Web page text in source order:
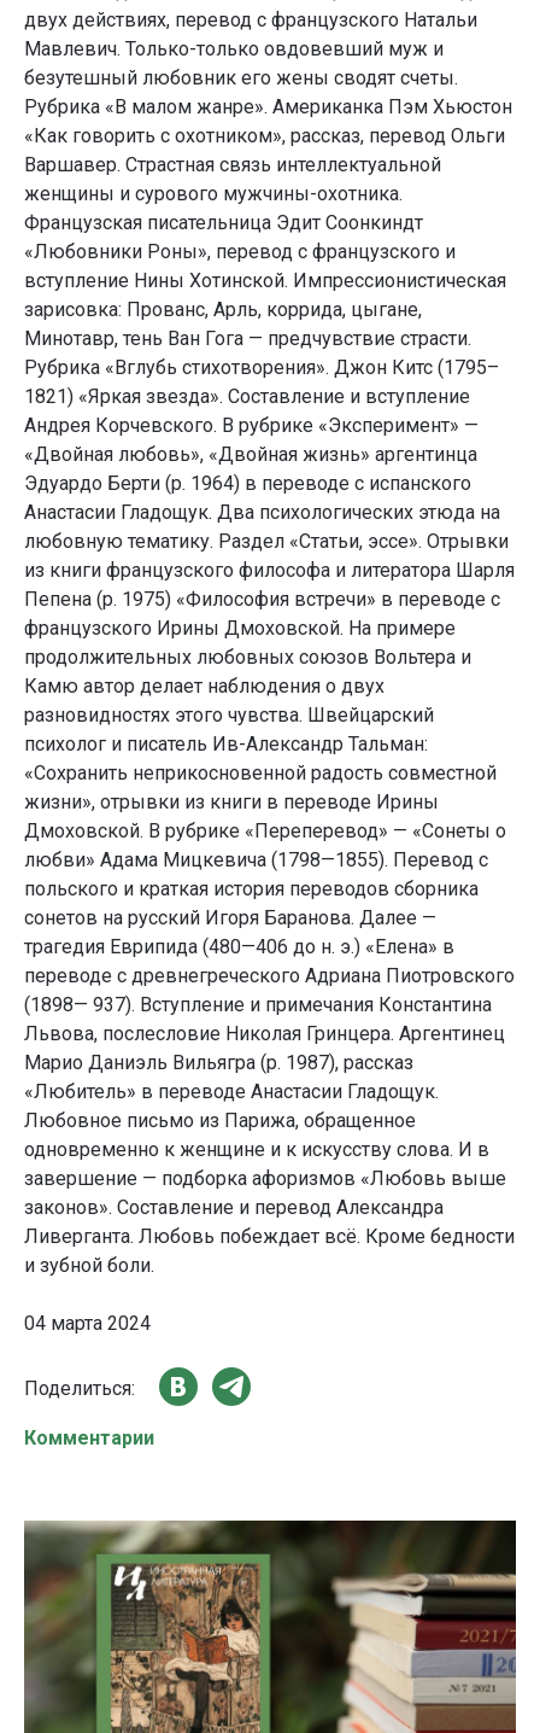
двух действиях, перевод с французского Натальи
Мавлевич. Только-только овдовевший муж и
безутешный любовник его жены сводят счеты.
Рубрика «В малом жанре». Американка Пэм Хьюстон
«Как говорить с охотником», рассказ, перевод Ольги
Варшавер. Страстная связь интеллектуальной
женщины и сурового мужчины-охотника.
Французская писательница Эдит Соонкиндт
«Любовники Роны», перевод с французского и
вступление Нины Хотинской. Импрессионистическая
зарисовка: Прованс, Арль, коррида, цыгане,
Минотавр, тень Ван Гога — предчувствие страсти.
Рубрика «Вглубь стихотворения». Джон Китс (1795–
1821) «Яркая звезда». Составление и вступление
Андрея Корчевского. В рубрике «Эксперимент» —
«Двойная любовь», «Двойная жизнь» аргентинца
Эдуардо Берти (р. 1964) в переводе с испанского
Анастасии Гладощук. Два психологических этюда на
любовную тематику. Раздел «Статьи, эссе». Отрывки
из книги французского философа и литератора Шарля
Пепена (р. 1975) «Философия встречи» в переводе с
французского Ирины Дмоховской. На примере
продолжительных любовных союзов Вольтера и
Камю автор делает наблюдения о двух
разновидностях этого чувства. Швейцарский
психолог и писатель Ив-Александр Тальман:
«Сохранить неприкосновенной радость совместной
жизни», отрывки из книги в переводе Ирины
Дмоховской. В рубрике «Переперевод» — «Сонеты о
любви» Адама Мицкевича (1798—1855). Перевод с
польского и краткая история переводов сборника
сонетов на русский Игоря Баранова. Далее —
трагедия Еврипида (480—406 до н. э.) «Елена» в
переводе с древнегреческого Адриана Пиотровского
(1898— 937). Вступление и примечания Константина
Львова, послесловие Николая Гринцера. Аргентинец
Марио Даниэль Вильягра (р. 1987), рассказ
«Любитель» в переводе Анастасии Гладощук.
Любовное письмо из Парижа, обращенное
одновременно к женщине и к искусству слова. И в
завершение — подборка афоризмов «Любовь выше
законов». Составление и перевод Александра
Ливерганта. Любовь побеждает всё. Кроме бедности
и зубной боли.
04 марта 2024
Поделиться:
Комментарии